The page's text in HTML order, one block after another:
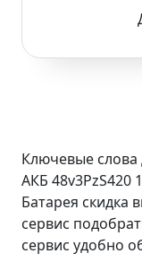
Ключевые слова
АКБ 48v3PzS420
Батарея скидка
сервис
сервис удобно